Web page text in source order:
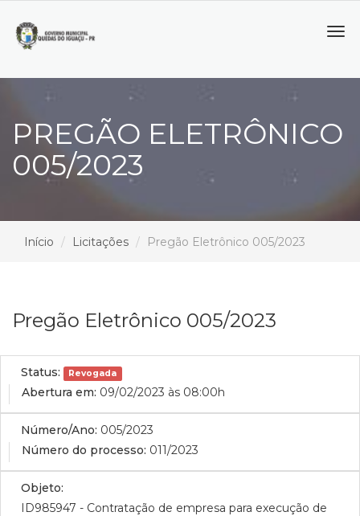
PREGÃO ELETRÔNICO
005/2023
Início Licitações Pregão Eletrônico 005/2023
Pregão Eletrônico 005/2023
Status: Revogada
Abertura em: 09/02/2023 às 08:00h
Número/Ano: 005/2023
Número do processo: 011/2023
Objeto:
ID985947 - Contratação de empresa para execução de